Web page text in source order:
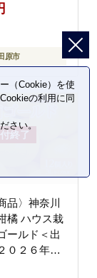
原市
品〉神奈川
橘 ハウス栽
ールド＜出
０２６年２
（Cookie）を使
の利用に同
さい。